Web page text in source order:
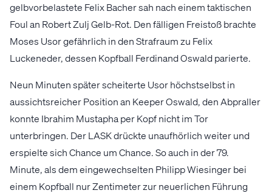
gelbvorbelastete Felix Bacher sah nach einem taktischen
Foul an Robert Zulj Gelb-Rot. Den fälligen Freistoß brachte
Moses Usor gefährlich in den Strafraum zu Felix
Luckeneder, dessen Kopfball Ferdinand Oswald parierte.
Neun Minuten später scheiterte Usor höchstselbst in
aussichtsreicher Position an Keeper Oswald, den Abpraller
konnte Ibrahim Mustapha per Kopf nicht im Tor
unterbringen. Der LASK drückte unaufhörlich weiter und
erspielte sich Chance um Chance. So auch in der 79.
Minute, als dem eingewechselten Philipp Wiesinger bei
einem Kopfball nur Zentimeter zur neuerlichen Führung